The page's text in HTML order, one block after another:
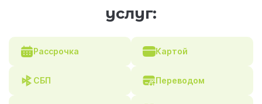
услуг:
Рассрочка Картой
СБП Переводом